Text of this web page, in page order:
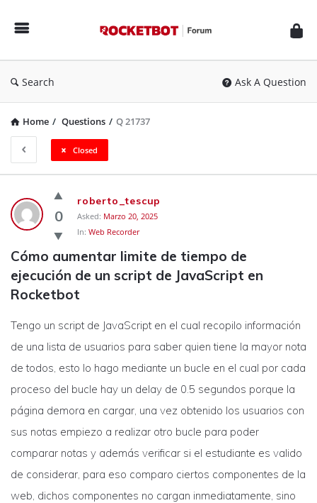
Forum
Search Ask A Question
Home / Questions / Q 21737
Closed
Rocketbot
Forum
Latest
Questions
0
roberto_tescup
Asked: Marzo 20, 2025
In: Web Recorder
Cómo aumentar limite de tiempo de
ejecución de un script de JavaScript en
Rocketbot
Tengo un script de JavaScript en el cual recopilo información
de una lista de usuarios para saber quien tiene la mayor nota
de todos, esto lo hago mediante un bucle en el cual por cada
proceso del bucle hay un delay de 0.5 segundos porque la
página demora en cargar, una vez obtenido los usuarios con
sus notas empiezo a realizar otro bucle para poder
comparar notas y además verificar si el estudiante es valido
de considerar, para eso comparo ciertos componentes de la
web, dichos componentes no cargan inmediatamente, sino